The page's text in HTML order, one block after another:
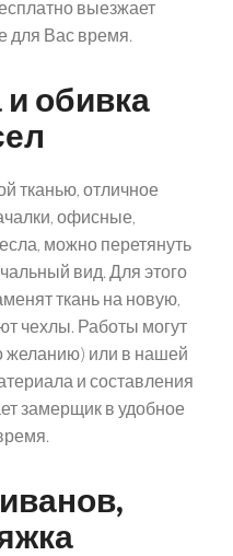
выезжает
для Вас время.
обивка
тканью, отличное
офисные,
можно перетянуть
вид. Для этого
ткань на новую,
чехлы. Работы могут
желанию) или в нашей
и составления
замерщик в удобное